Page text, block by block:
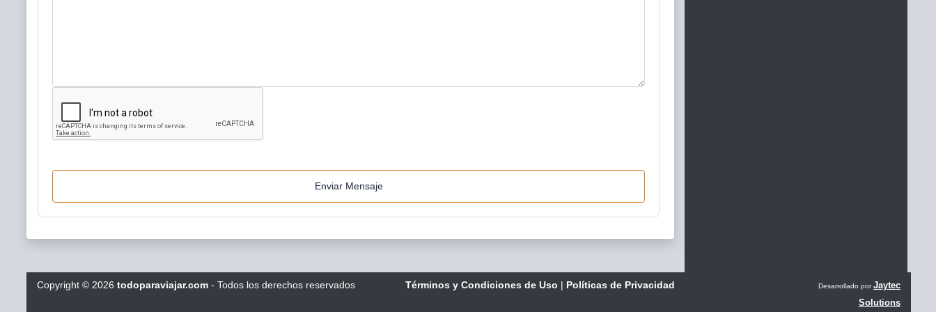
Enviar Mensaje
Copyright © 2026 todoparaviajar.com - Todos los derechos reservados Términos y Condiciones de Uso | Políticas de Privacidad Desarrollado porJaytec
Solutions